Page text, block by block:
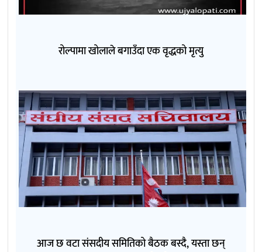
रोल्पामा खोलाले बगाउँदा एक वृद्धको मृत्यु
आज छ वटा संसदीय समितिको बैठक बस्दै, यस्ता छन्